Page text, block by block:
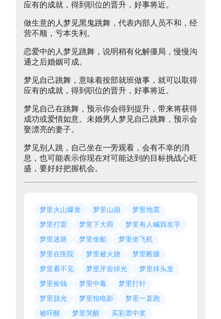
应有的成就，得到职位的晋升，好事将近。
做生意的人梦见黑鬼跳舞，代表内部人员不和，经
营不顺，亏本失利。
恋爱中的人梦见跳舞，说明稍有化解僵局，慢慢沟
通之后婚姻可成。
梦见自己跳舞，意味着按部就班做事，就可以取得
应有的成就，得到职位的晋升，好事将近。
梦见自己在跳舞，预示你会得到提升，带来将获得
成功或爱情如意。未婚男人梦见自己跳舞，预示会
娶漂亮的妻子。
梦见别人跳，自己坐在一旁观看，会有不幸的消
息，也可能表示你现在对可能达到的目标挑战心旺
盛，要好好把握机会。
梦里火山爆发 梦里山崩
梦里地震
梦里打雷
梦里下大雨
梦里有人喊我名字
梦里迷路
梦里坐船
梦里坐飞机
梦里在医院
梦里被火烧
梦里断腿
梦里看不见
梦里牙齿掉光
梦里掉头发
梦里捡钱
梦里中毒
梦里打针
梦里脱光
梦里拍电影
梦里一直跑
被吓醒
梦里哭醒 买彩票中奖